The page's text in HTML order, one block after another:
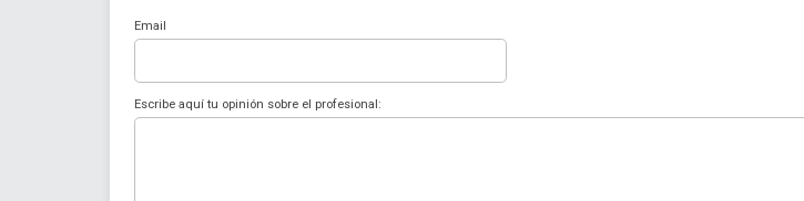
Email
Escribe aquí tu opinión sobre el profesional: